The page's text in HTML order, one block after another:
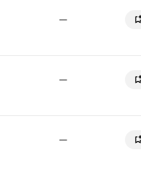
—
—
—